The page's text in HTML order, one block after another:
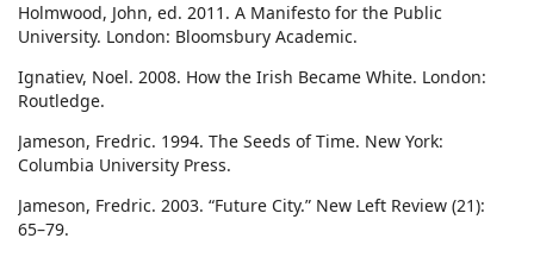
Holmwood, John, ed. 2011. A Manifesto for the Public
University. London: Bloomsbury Academic.
Ignatiev, Noel. 2008. How the Irish Became White. London:
Routledge.
Jameson, Fredric. 1994. The Seeds of Time. New York:
Columbia University Press.
Jameson, Fredric. 2003. “Future City.” New Left Review (21):
65–79.